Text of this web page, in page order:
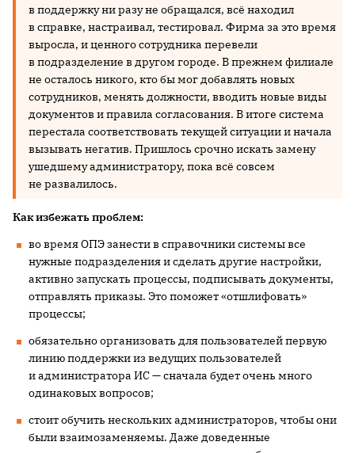
в поддержку ни разу не обращался, всё находил
в справке, настраивал, тестировал. Фирма за это время
выросла, и ценного сотрудника перевели
в подразделение в другом городе. В прежнем филиале
не осталось никого, кто бы мог добавлять новых
сотрудников, менять должности, вводить новые виды
документов и правила согласования. В итоге система
перестала соответствовать текущей ситуации и начала
вызывать негатив. Пришлось срочно искать замену
ушедшему администратору, пока всё совсем
не развалилось.
Как избежать проблем:
во время ОПЭ занести в справочники системы все
нужные подразделения и сделать другие настройки,
активно запускать процессы, подписывать документы,
отправлять приказы. Это поможет «отшлифовать»
процессы;
обязательно организовать для пользователей первую
линию поддержки из ведущих пользователей
и администратора ИС — сначала будет очень много
одинаковых вопросов;
стоит обучить нескольких администраторов, чтобы они
были взаимозаменяемы. Даже доведенные